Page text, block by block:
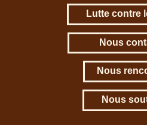
Lutte contre
Nous
Nous
Nous